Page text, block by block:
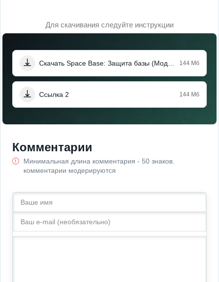
Для скачивания следуйте инструкции
144 Мб
Ссылка 2 144 Мб
Комментарии
Минимальная длина комментария - 50 знаков.
комментарии модерируются